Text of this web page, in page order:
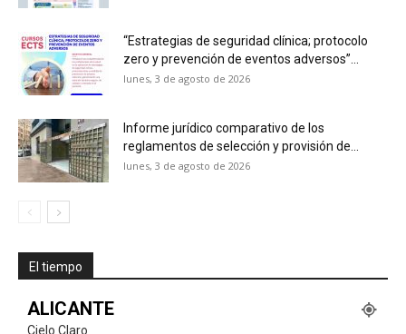
“Estrategias de seguridad clínica; protocolo
zero y prevención de eventos adversos”...
lunes, 3 de agosto de 2026
Informe jurídico comparativo de los
reglamentos de selección y provisión de...
lunes, 3 de agosto de 2026
El tiempo
ALICANTE
Cielo Claro